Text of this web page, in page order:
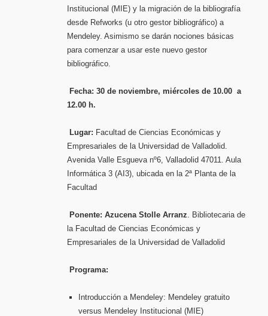
Institucional (MIE) y la migración de la bibliografía
desde Refworks (u otro gestor bibliográfico) a
Mendeley. Asimismo se darán nociones básicas
para comenzar a usar este nuevo gestor
bibliográfico.
Fecha: 30 de noviembre, miércoles de 10.00 a
12.00 h.
Lugar: Facultad de Ciencias Económicas y
Empresariales de la Universidad de Valladolid.
Avenida Valle Esgueva nº6, Valladolid 47011. Aula
Informática 3 (AI3), ubicada en la 2ª Planta de la
Facultad
Ponente: Azucena Stolle Arranz . Bibliotecaria de
la Facultad de Ciencias Económicas y
Empresariales de la Universidad de Valladolid
Programa:
Introducción a Mendeley: Mendeley gratuito
versus Mendeley Institucional (MIE)